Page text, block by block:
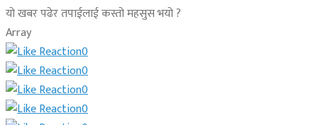
यो खबर पढेर तपाईलाई कस्तो महसुस भयो ?
Array
0
0
0
0